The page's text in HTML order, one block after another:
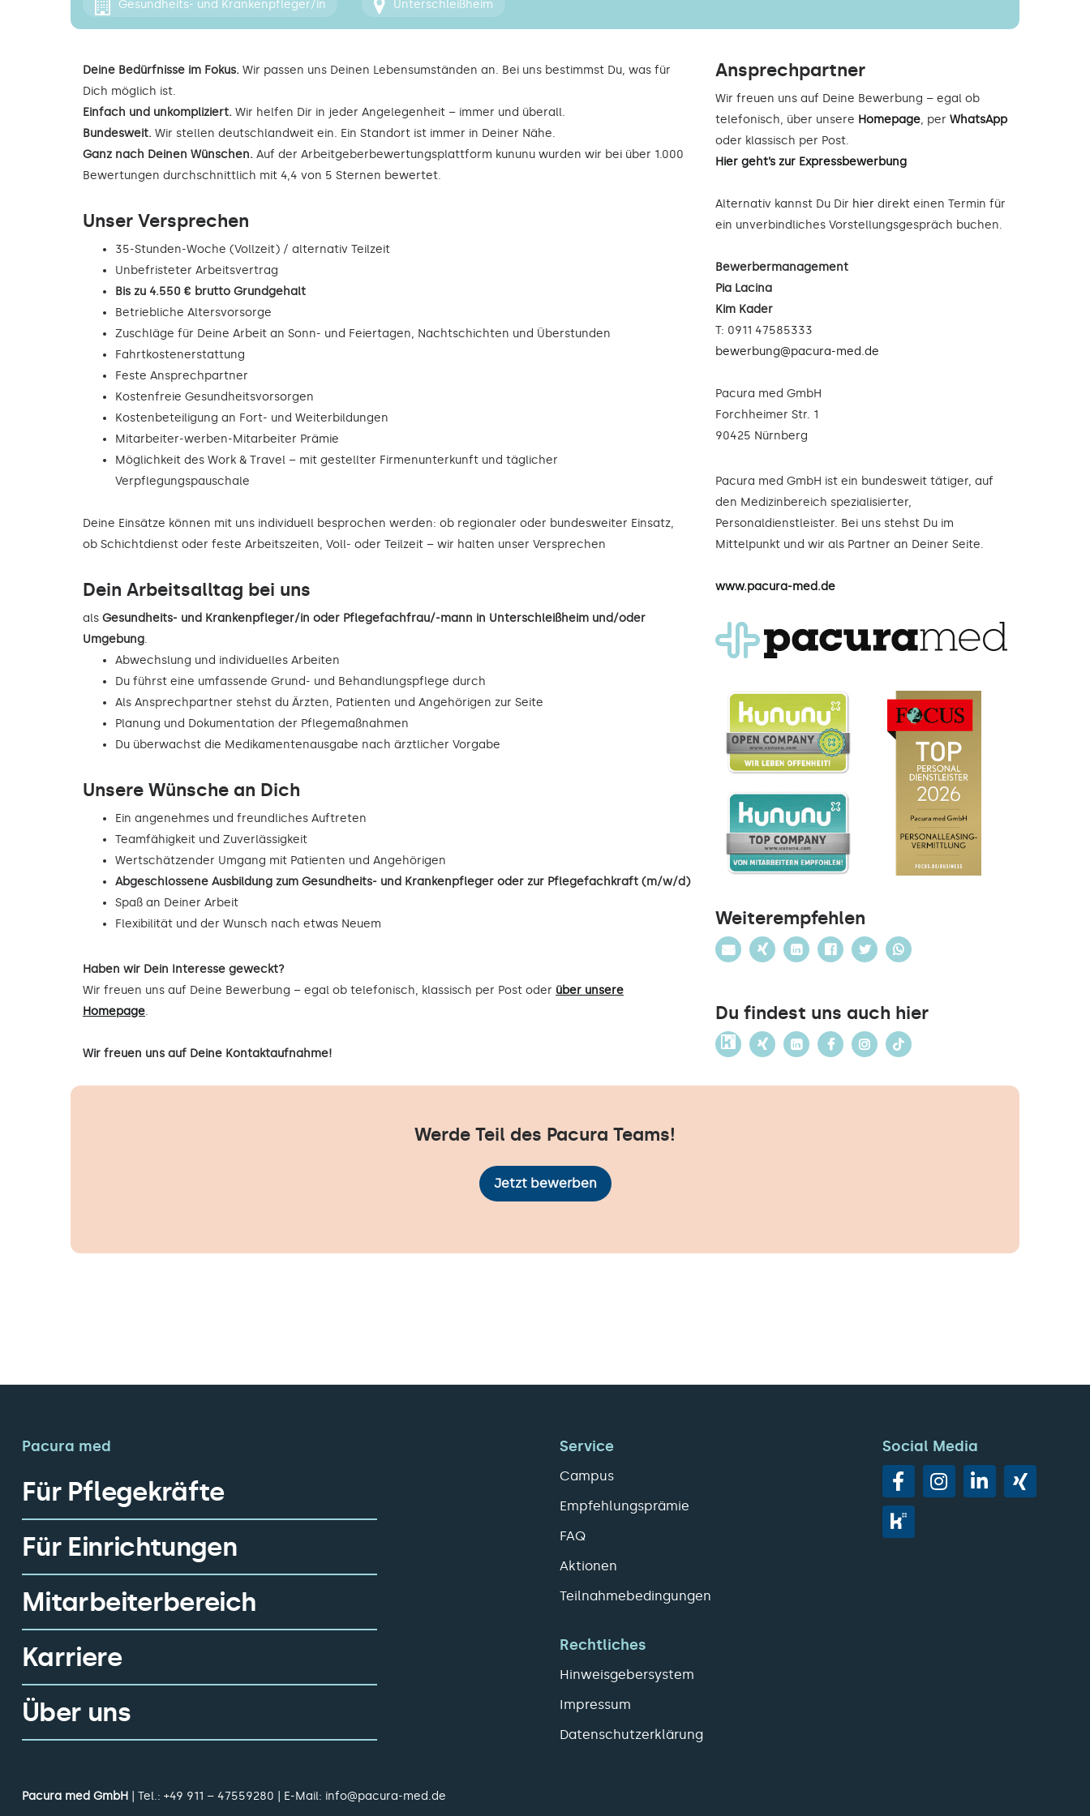
Gesundheits- und Krankenpfleger/in Unterschleißheim
Deine Bedürfnisse im Fokus. Wir passen uns Deinen Lebensumständen an. Bei uns bestimmst Du, was für
Dich möglich ist.
Einfach und unkompliziert. Wir helfen Dir in jeder Angelegenheit – immer und überall.
Bundesweit. Wir stellen deutschlandweit ein. Ein Standort ist immer in Deiner Nähe.
Ganz nach Deinen Wünschen. Auf der Arbeitgeberbewertungsplattform kununu wurden wir bei über 1.000
Bewertungen durchschnittlich mit 4,4 von 5 Sternen bewertet.
Unser Versprechen
35-Stunden-Woche (Vollzeit) / alternativ Teilzeit
Unbefristeter Arbeitsvertrag
Bis zu 4.550 € brutto Grundgehalt
Betriebliche Altersvorsorge
Zuschläge für Deine Arbeit an Sonn- und Feiertagen, Nachtschichten und Überstunden
Fahrtkostenerstattung
Feste Ansprechpartner
Kostenfreie Gesundheitsvorsorgen
Kostenbeteiligung an Fort- und Weiterbildungen
Mitarbeiter-werben-Mitarbeiter Prämie
Möglichkeit des Work & Travel – mit gestellter Firmenunterkunft und täglicher
Verpflegungspauschale
Deine Einsätze können mit uns individuell besprochen werden: ob regionaler oder bundesweiter Einsatz,
ob Schichtdienst oder feste Arbeitszeiten, Voll- oder Teilzeit – wir halten unser Versprechen
Dein Arbeitsalltag bei uns
als Gesundheits- und Krankenpfleger/in oder Pflegefachfrau/-mann in Unterschleißheim und/oder
Umgebung.
Abwechslung und individuelles Arbeiten
Du führst eine umfassende Grund- und Behandlungspflege durch
Als Ansprechpartner stehst du Ärzten, Patienten und Angehörigen zur Seite
Planung und Dokumentation der Pflegemaßnahmen
Du überwachst die Medikamentenausgabe nach ärztlicher Vorgabe
Unsere Wünsche an Dich
Ein angenehmes und freundliches Auftreten
Teamfähigkeit und Zuverlässigkeit
Wertschätzender Umgang mit Patienten und Angehörigen
Abgeschlossene Ausbildung zum Gesundheits- und Krankenpfleger oder zur Pflegefachkraft (m/w/d)
Spaß an Deiner Arbeit
Flexibilität und der Wunsch nach etwas Neuem
Haben wir Dein Interesse geweckt?
Wir freuen uns auf Deine Bewerbung – egal ob telefonisch, klassisch per Post oder über unsere
Homepage.
Wir freuen uns auf Deine Kontaktaufnahme!
Ansprechpartner
Wir freuen uns auf Deine Bewerbung – egal ob
telefonisch, über unsere Homepage, per WhatsApp
oder klassisch per Post.
Hier geht’s zur Expressbewerbung
Alternativ kannst Du Dir hier direkt einen Termin für
ein unverbindliches Vorstellungsgespräch buchen.
Bewerbermanagement
Pia Lacina
Kim Kader
T: 0911 47585333
bewerbung@pacura-med.de
Pacura med GmbH
Forchheimer Str. 1
90425 Nürnberg
Pacura med GmbH ist ein bundesweit tätiger, auf
den Medizinbereich spezialisierter,
Personaldienstleister. Bei uns stehst Du im
Mittelpunkt und wir als Partner an Deiner Seite.
www.pacura-med.de
Weiterempfehlen
Du findest uns auch hier
Werde Teil des Pacura Teams!
Jetzt bewerben
Pacura med
Für Pflegekräfte
Für Einrichtungen
Mitarbeiterbereich
Karriere
Über uns
Service
Campus
Empfehlungsprämie
FAQ
Aktionen
Teilnahmebedingungen
Rechtliches
Hinweisgebersystem
Impressum
Datenschutzerklärung
Social Media
Pacura med GmbH | Tel.: +49 911 – 47559280 | E-Mail: info@pacura-med.de